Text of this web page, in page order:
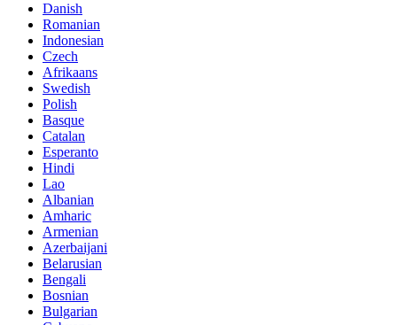
Danish
Romanian
Indonesian
Czech
Afrikaans
Swedish
Polish
Basque
Catalan
Esperanto
Hindi
Lao
Albanian
Amharic
Armenian
Azerbaijani
Belarusian
Bengali
Bosnian
Bulgarian